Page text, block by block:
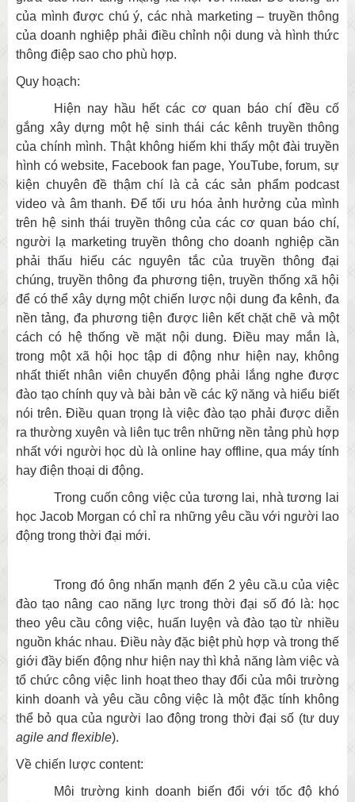
của mình được chú ý, các nhà marketing – truyền thông
của doanh nghiệp phải điều chỉnh nội dung và hình thức
thông điệp sao cho phù hợp.
Quy hoạch:
Hiện nay hầu hết các cơ quan báo chí đều cố
gắng xây dựng một hệ sinh thái các kênh truyền thông
của chính mình. Thật không hiếm khi thấy một đài truyền
hình có website, Facebook fan page, YouTube, forum, sự
kiện chuyên đề thậm chí là cả các sản phẩm podcast
video và âm thanh. Để tối ưu hóa ảnh hưởng của mình
trên hệ sinh thái truyền thông của các cơ quan báo chí,
người lạ marketing truyền thông cho doanh nghiệp cần
phải thấu hiểu các nguyên tắc của truyền thông đại
chúng, truyền thông đa phương tiện, truyền thống xã hội
để có thể xây dựng một chiến lược nội dung đa kênh, đa
nền tảng, đa phương tiện được liên kết chặt chẽ và một
cách có hệ thống về mặt nội dung. Điều may mắn là,
trong một xã hội học tập di động như hiện nay, không
nhất thiết nhân viên chuyển động phải lắng nghe được
đào tạo chính quy và bài bản về các kỹ năng và hiểu biết
nói trên. Điều quan trọng là việc đào tạo phải được diễn
ra thường xuyên và liên tục trên những nền tảng phù hợp
nhất với người học dù là online hay offline, qua máy tính
hay điện thoại di động.
Trong cuốn công việc của tương lai, nhà tương lai
học Jacob Morgan có chỉ ra những yêu cầu với người lao
động trong thời đại mới.
Trong đó ông nhấn mạnh đến 2 yêu cầ.u của việc
đào tạo nâng cao năng lực trong thời đại số đó là: học
theo yêu cầu công việc, huấn luyện và đào tạo từ nhiều
nguồn khác nhau. Điều này đặc biệt phù hợp và trong thế
giới đầy biến động như hiện nay thì khả năng làm việc và
tổ chức công việc linh hoạt theo thay đổi của môi trường
kinh doanh và yêu cầu công việc là một đặc tính không
thể bỏ qua của người lao động trong thời đại số (tư duy
agile and flexible).
Về chiến lược content:
Môi trường kinh doanh biến đổi với tốc độ khó